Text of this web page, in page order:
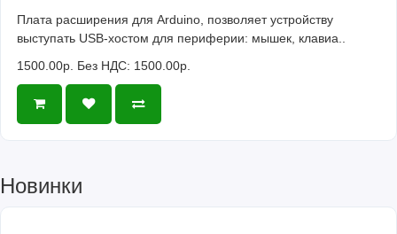
Плата расширения для Arduino, позволяет устройству
выступать USB-хостом для периферии: мышек, клавиа..
1500.00р. Без НДС: 1500.00р.
Новинки